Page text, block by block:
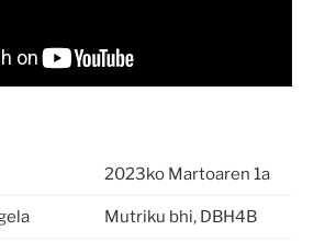
2023ko Martoaren 1a
Mutriku bhi, DBH4B